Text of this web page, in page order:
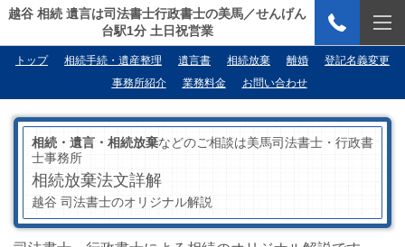
越谷 相続 遺言は司法書士行政書士の美馬／せんげん
台駅1分 土日祝営業
トップ 相続手続・遺産整理 遺言書 相続放棄 離婚
登記名義変更
事務所紹介
業務料金 お問い合わせ
相続・遺言・相続放棄などのご相談は美馬司法書士・行政書
士事務所
相続放棄法文詳解
越谷 司法書士のオリジナル解説